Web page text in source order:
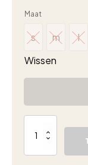
Maat
s
s
m
m
l
l
Wissen
Nine